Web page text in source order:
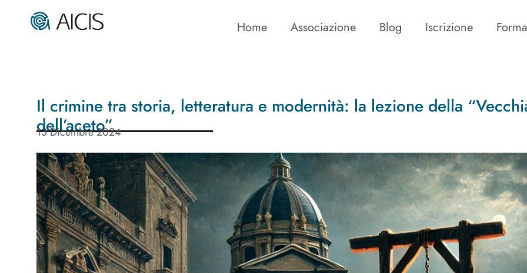
Home Associazione Blog Iscrizione
Il crimine tra storia, letteratura e modernità: la lezione della
dell’aceto”
13 Dicembre 2024